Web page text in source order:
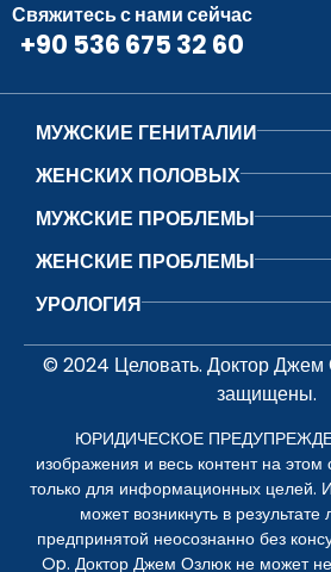
Свяжитесь с нами сейчас
+90 536 675 32 60
МУЖСКИЕ ГЕНИТАЛИИ
ЖЕНСКИХ ПОЛОВЫХ
МУЖСКИЕ ПРОБЛЕМЫ
ЖЕНСКИЕ ПРОБЛЕМЫ
УРОЛОГИЯ
© 2024 Целовать. Доктор Джем
защищены.
ЮРИДИЧЕСКОЕ
изображения и весь контент на
только для информационных целей.
может возникнуть в
предпринятой неосознанно без
Op. Доктор Джем Озлюк не может